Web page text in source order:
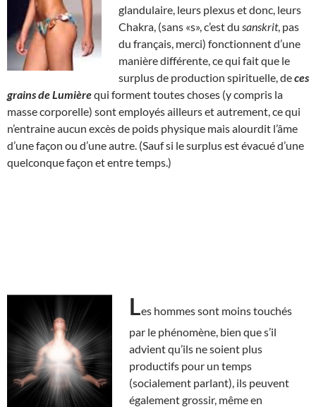
glandulaire, leurs plexus et donc, leurs
Chakra, (sans «s», c’est du sanskrit, pas
du français, merci) fonctionnent d’une
manière différente, ce qui fait que le
surplus de production spirituelle, deces
grains de Lumièrequi forment toutes choses (y compris la
masse corporelle) sont employés ailleurs et autrement, ce qui
n’entraine aucun excès de poids physique mais alourdit l’âme
d’une façon ou d’une autre. (Sauf si le surplus est évacué d’une
quelconque façon et entre temps.)
Les hommes sont moins touchés
par le phénomène, bien que s’il
advient qu’ils ne soient plus
productifs pour un temps
(socialement parlant), ils peuvent
également grossir, même en